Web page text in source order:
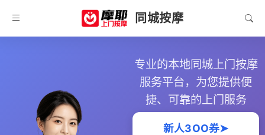
同城按摩
专业的本地同城上门按摩
服务平台，为您提供便
捷、可靠的上门服务
新人3OO券➤